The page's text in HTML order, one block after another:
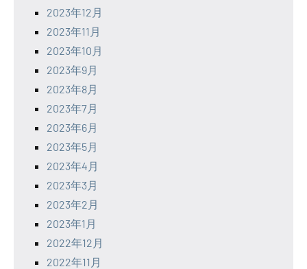
2023年12月
2023年11月
2023年10月
2023年9月
2023年8月
2023年7月
2023年6月
2023年5月
2023年4月
2023年3月
2023年2月
2023年1月
2022年12月
2022年11月